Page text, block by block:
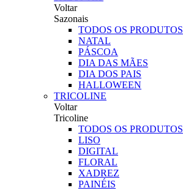
Voltar
Sazonais
TODOS OS PRODUTOS
NATAL
PÁSCOA
DIA DAS MÃES
DIA DOS PAIS
HALLOWEEN
TRICOLINE
Voltar
Tricoline
TODOS OS PRODUTOS
LISO
DIGITAL
FLORAL
XADREZ
PAINÉIS